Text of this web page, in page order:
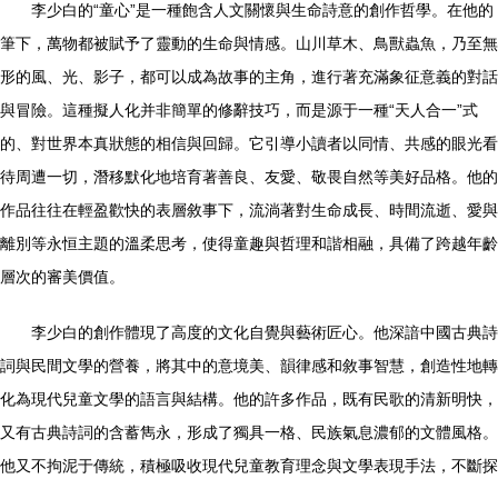
李少白的“童心”是一種飽含人文關懷與生命詩意的創作哲學。在他的
筆下，萬物都被賦予了靈動的生命與情感。山川草木、鳥獸蟲魚，乃至無
形的風、光、影子，都可以成為故事的主角，進行著充滿象征意義的對話
與冒險。這種擬人化并非簡單的修辭技巧，而是源于一種“天人合一”式
的、對世界本真狀態的相信與回歸。它引導小讀者以同情、共感的眼光看
待周遭一切，潛移默化地培育著善良、友愛、敬畏自然等美好品格。他的
作品往往在輕盈歡快的表層敘事下，流淌著對生命成長、時間流逝、愛與
離別等永恒主題的溫柔思考，使得童趣與哲理和諧相融，具備了跨越年齡
層次的審美價值。
李少白的創作體現了高度的文化自覺與藝術匠心。他深諳中國古典詩
詞與民間文學的營養，將其中的意境美、韻律感和敘事智慧，創造性地轉
化為現代兒童文學的語言與結構。他的許多作品，既有民歌的清新明快，
又有古典詩詞的含蓄雋永，形成了獨具一格、民族氣息濃郁的文體風格。
他又不拘泥于傳統，積極吸收現代兒童教育理念與文學表現手法，不斷探